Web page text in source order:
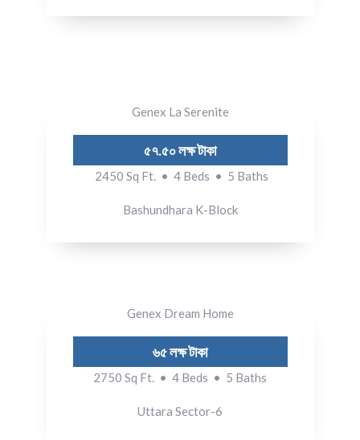
Genex La Serenite
৫৭.৫০ লক্ষ টাকা
2450 Sq Ft. • 4 Beds • 5 Baths
Bashundhara K-Block
Genex Dream Home
৬৫ লক্ষ টাকা
2750 Sq Ft. • 4 Beds • 5 Baths
Uttara Sector-6